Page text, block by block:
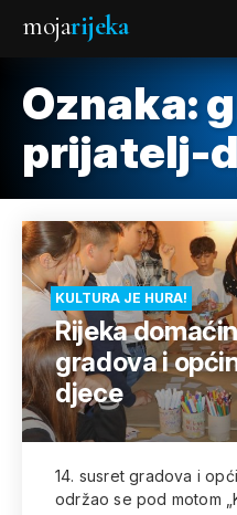
mojarijeka
Oznaka:
prijatelj-
KULTURA JE HURA!
Rijeka
gradova i
djece
14. susret gradova i
održao se pod motom